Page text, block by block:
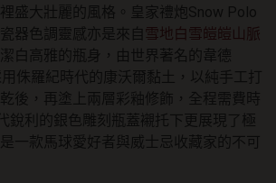
盛大壯麗的風格。皇家禮炮Snow Polo
器色調靈感亦是來自 雪地白雪皚皚山脈
潔白高雅的瓶身，由世界著名的韋德
侏羅紀時代的康沃爾黏土，以純手工打
後，再塗上兩層彩釉修飾，全程需費時
銳利的銀色雕刻瓶蓋襯托下更展現了極
是一款馬球愛好者與威士忌收藏家的不可